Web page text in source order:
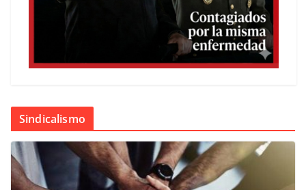
Sindicalismo